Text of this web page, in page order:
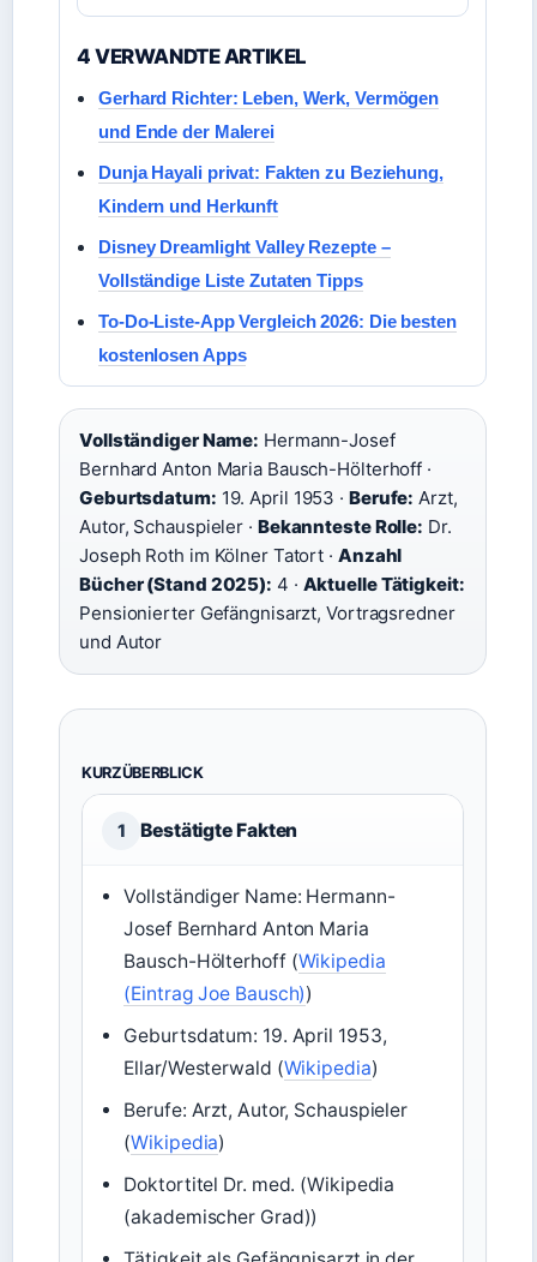
4 VERWANDTE ARTIKEL
Gerhard Richter: Leben, Werk, Vermögen
und Ende der Malerei
Dunja Hayali privat: Fakten zu Beziehung,
Kindern und Herkunft
Disney Dreamlight Valley Rezepte –
Vollständige Liste Zutaten Tipps
To-Do-Liste-App Vergleich 2026: Die besten
kostenlosen Apps
Vollständiger Name: Hermann-Josef
Bernhard Anton Maria Bausch-Hölterhoff ·
Geburtsdatum: 19. April 1953 · Berufe: Arzt,
Autor, Schauspieler · Bekannteste Rolle: Dr.
Joseph Roth im Kölner Tatort · Anzahl
Bücher (Stand 2025): 4 · Aktuelle Tätigkeit:
Pensionierter Gefängnisarzt, Vortragsredner
und Autor
KURZÜBERBLICK
1 Bestätigte Fakten
Vollständiger Name: Hermann-
Josef Bernhard Anton Maria
Bausch-Hölterhoff (Wikipedia
(Eintrag Joe Bausch))
Geburtsdatum: 19. April 1953,
Ellar/Westerwald (Wikipedia)
Berufe: Arzt, Autor, Schauspieler
(Wikipedia)
Doktortitel Dr. med. (Wikipedia
(akademischer Grad))